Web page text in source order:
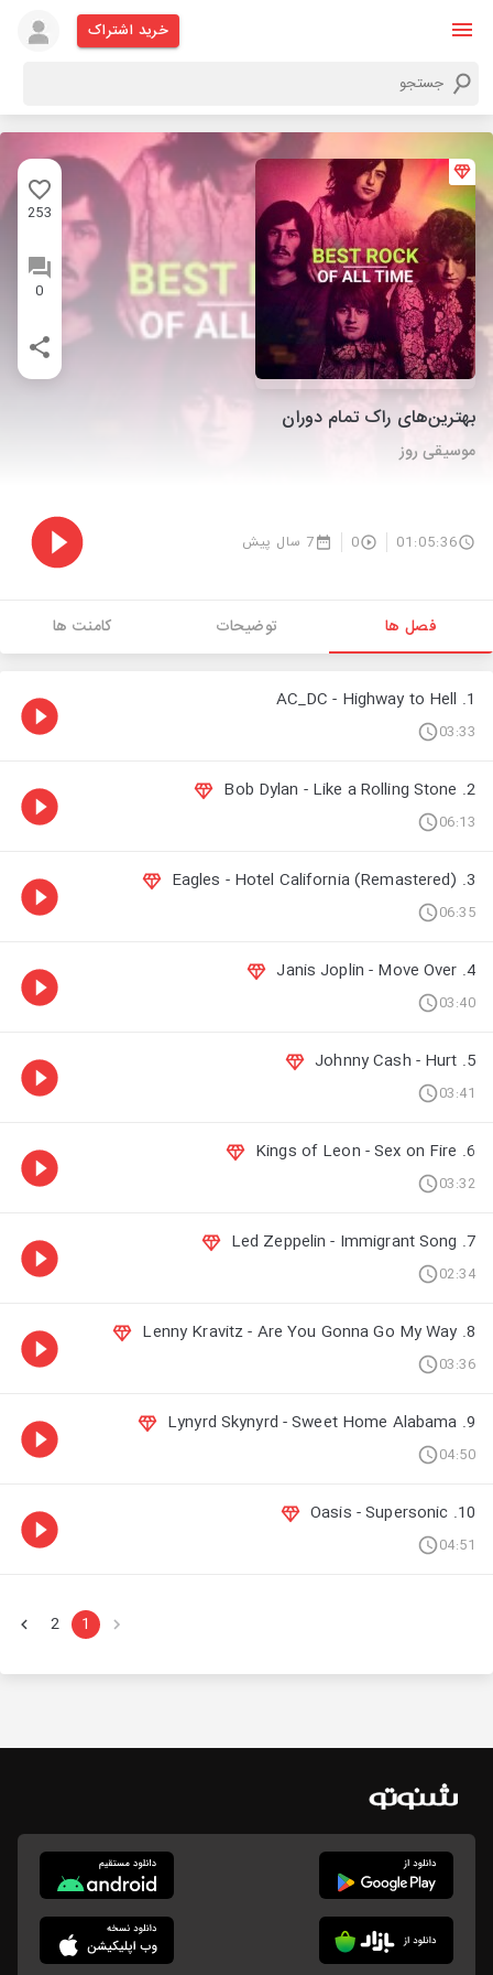
خرید اشتراک
253
0
بهترین‌های راک تمام دوران
موسیقی روز
01:05:36
0 7 سال پیش
فصل ها توضیحات کامنت ها
1. AC_DC - Highway to Hell
03:33
2. Bob Dylan - Like a Rolling Stone
06:13
3. Eagles - Hotel California (Remastered)
06:35
4. Janis Joplin - Move Over
03:40
5. Johnny Cash - Hurt
03:41
6. Kings of Leon - Sex on Fire
03:32
7. Led Zeppelin - Immigrant Song
02:34
8. Lenny Kravitz - Are You Gonna Go My Way
03:36
9. Lynyrd Skynyrd - Sweet Home Alabama
04:50
10. Oasis - Supersonic
04:51
1
2